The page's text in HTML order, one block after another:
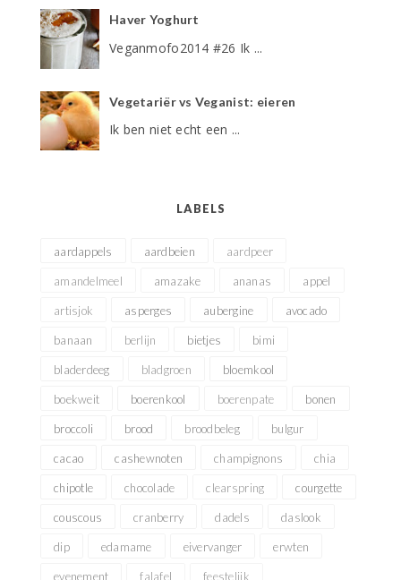
Haver Yoghurt
Veganmofo2014 #26 Ik ...
Vegetariër vs Veganist: eieren
Ik ben niet echt een ...
LABELS
aardappels aardbeien aardpeer
amandelmeel amazake ananas appel
artisjok asperges aubergine avocado
banaan berlijn bietjes bimi
bladerdeeg bladgroen bloemkool
boekweit boerenkool boerenpate bonen
broccoli brood broodbeleg bulgur
cacao cashewnoten champignons chia
chipotle chocolade clearspring courgette
couscous cranberry dadels daslook
dip edamame eivervanger erwten
evenement falafel feestelijk